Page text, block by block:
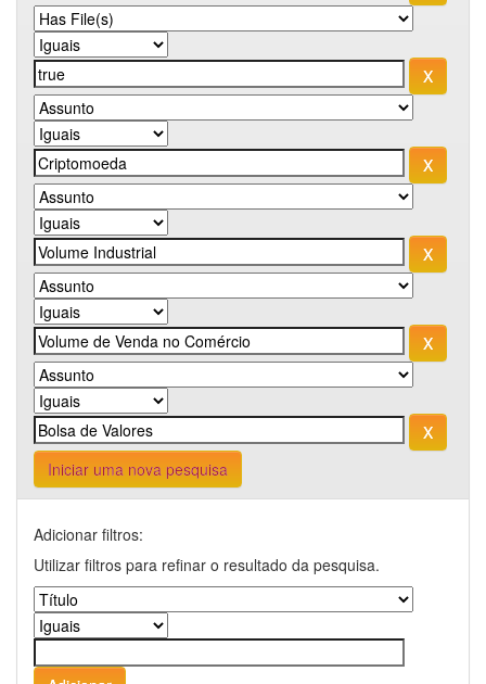
Iniciar uma nova pesquisa
Adicionar filtros:
Utilizar filtros para refinar o resultado da pesquisa.